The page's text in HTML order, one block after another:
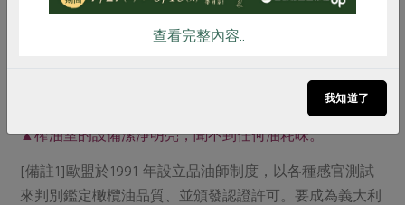
▲榨油室的設備潔淨明亮，聞不到任何油耗味。
[備註1]歐盟於1991 年設立品油師制度，以各種感官測試
來判別鑑定橄欖油品質、並頒發認證許可。要成為義大利
查看完整內容..
我知道了